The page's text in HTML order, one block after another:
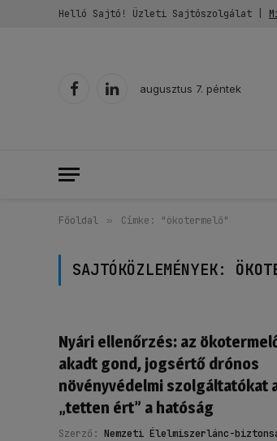
Helló Sajtó! Üzleti Sajtószolgálat |
FacebookLinkedIn
augusztus 7. péntek
Főoldal » Címke: "ökotermelő"
SAJTÓKÖZLEMÉNYEK:
Nyári ellenőrzés: az
akadt gond, jogsértő drónos
növényvédelmi szolgáltatókat
„tetten ért” a hatóság
Szerző: Nemzeti Élelmiszerlánc-